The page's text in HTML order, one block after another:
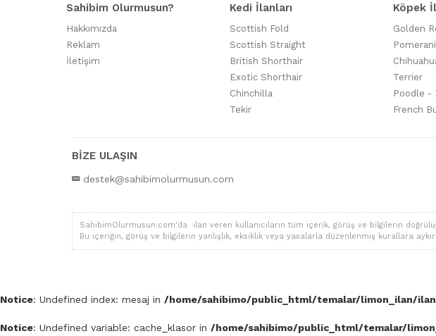
Sahibim Olurmusun?
Hakkımızda
Reklam
İletişim
Kedi İlanları
Scottish Fold
Scottish Straight
British Shorthair
Exotic Shorthair
Chinchilla
Tekir
Köpek
Golden
Terrier
Poodle -
French
BİZE ULAŞIN
destek@sahibimolurmusun.com
SahibimOlurmusun.com'da ilan veren kullanıcıların tüm içerik, görüş ve bilgilerin
Bu içeriğin, görüş ve bilgilerin yanlışlık, eksiklik veya yasalarla düzenlenmiş kurallara
Notice: Undefined index: mesaj in /home/sahibimo/public_html/temalar/limon_ilan/
Notice: Undefined variable: cache_klasor in /home/sahibimo/public_html/temalar/